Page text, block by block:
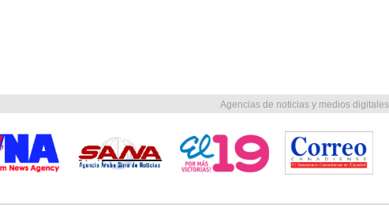
Agencias de noticias y medios digitales